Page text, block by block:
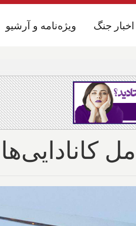
ویژه‌نامه و آرشیو اخبار جنگ ویژه‌نامه و آرشیو اخبار جنگ